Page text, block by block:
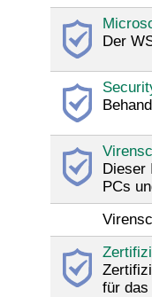
Der
Dieser
PCs
für das